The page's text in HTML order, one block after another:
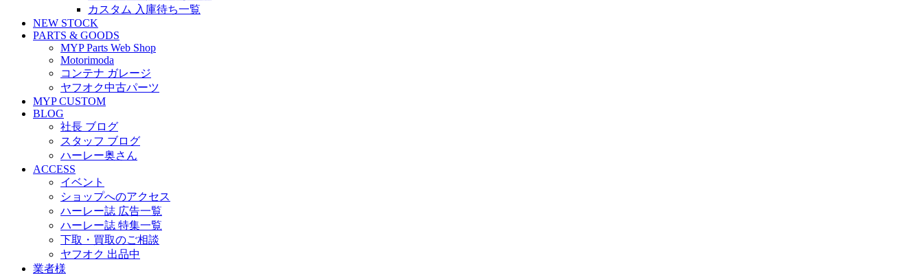
カスタム 入庫待ち一覧
NEW STOCK
PARTS & GOODS
MYP Parts Web Shop
Motorimoda
コンテナ ガレージ
ヤフオク中古パーツ
MYP CUSTOM
BLOG
社長 ブログ
スタッフ ブログ
ハーレー奥さん
ACCESS
イベント
ショップへのアクセス
ハーレー誌 広告一覧
ハーレー誌 特集一覧
下取・買取のご相談
ヤフオク 出品中
業者様